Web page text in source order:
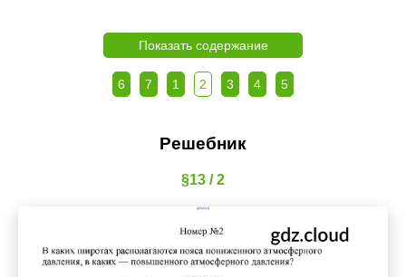
Показать содержание
6 7 1 2 3 4 5
Решебник
§13 / 2